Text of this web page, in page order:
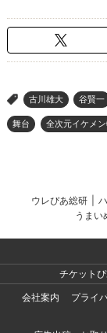
> 古川雄大 谷賢一
舞台 全次元イケメ
ウレぴあ総研
うまい
チケット
会社案内
プライ